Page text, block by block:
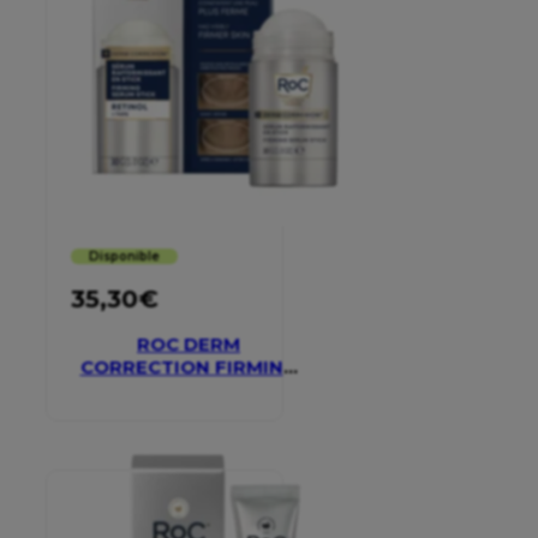
Disponible
35,30€
ROC DERM
CORRECTION FIRMING